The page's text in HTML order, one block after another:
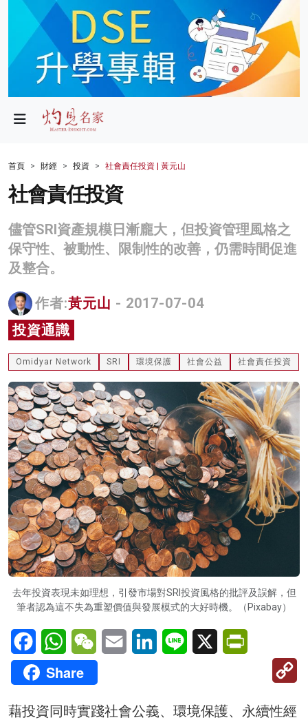
政局
財經
生活
商業
科技
影片
名家榜
灼見活動
關於我們
首頁 財經 投資 社會責任投資 | 黃元山
社會責任投資
儘管SRI資產規模日漸龐大，但投資管理風格之
保守性、被動性、限制性的改善，仍需時間促進
及整合。
作者:黃元山 - 2017-07-04
投資通識
Omidyar Network SRI 環境保護 社會公益 社會責任投資
去年投資表現未如理想，引發市場對SRI投資風格的批評及誤解，但
筆者認為這不失為重塑價值與發展模式的大好時機。（Pixabay）
FacebookWhatsAppWeChatEmail LinkedInLine X
Share
藉投資同時實踐社會公義、環境保護、永續性經